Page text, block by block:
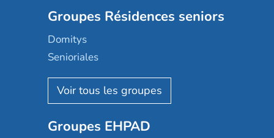
Groupes Résidences seniors
Domitys
Senioriales
Nohée
Les Résidentiels
Mobicap
Groupes EHPAD